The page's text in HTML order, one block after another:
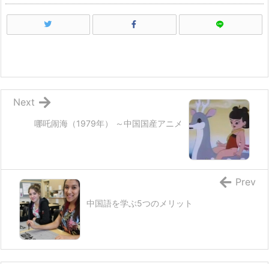
哪吒闹海（1979年） ～中国国産アニメ
Next
中国語を学ぶ5つのメリット
Prev